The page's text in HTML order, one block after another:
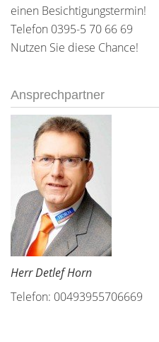
einen Besichtigungstermin!
Telefon 0395-5 70 66 69
Nutzen Sie diese Chance!
Ansprechpartner
Herr Detlef Horn
Telefon: 00493955706669